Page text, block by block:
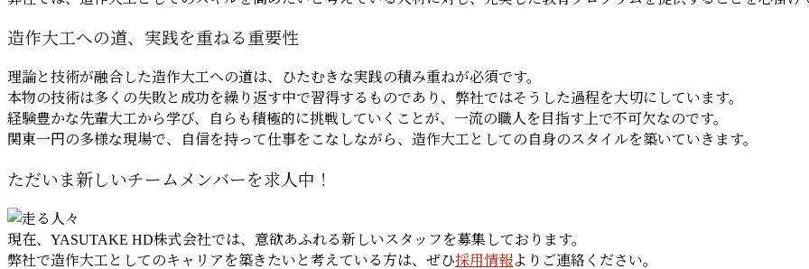
造作大工への道、実践を重ねる重要性
理論と技術が融合した造作大工への道は、ひたむきな実践の積み重ねが必須です。
本物の技術は多くの失敗と成功を繰り返す中で習得するものであり、弊社ではそうした過程を大切にしています。
経験豊かな先輩大工から学び、自らも積極的に挑戦していくことが、一流の職人を目指す上で不可欠なのです。
関東一円の多様な現場で、自信を持って仕事をこなしながら、造作大工としての自身のスタイルを築いていきます。
ただいま新しいチームメンバーを求人中！
現在、YASUTAKE HD株式会社では、意欲あふれる新しいスタッフを募集しております。
弊社で造作大工としてのキャリアを築きたいと考えている方は、ぜひ採用情報よりご連絡ください。